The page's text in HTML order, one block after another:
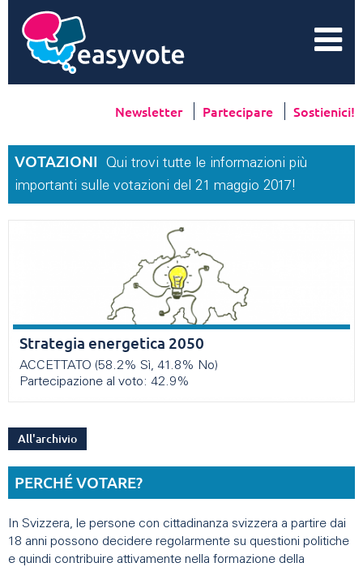
Newsletter Partecipare Sostienici!
VOTAZIONI
Qui trovi tutte le informazioni più
importanti sulle votazioni del 21 maggio 2017!
Strategia energetica 2050
ACCETTATO (58.2% Sì, 41.8% No)
Partecipazione al voto: 42.9%
All'archivio
PERCHÉ VOTARE?
In Svizzera, le persone con cittadinanza svizzera a partire dai
18 anni possono decidere regolarmente su questioni politiche
e quindi contribuire attivamente nella formazione della